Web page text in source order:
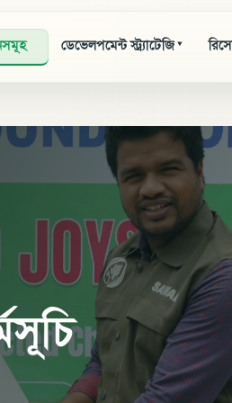
ডেভেলপমেন্ট স্ট্র্যাটেজি ▾